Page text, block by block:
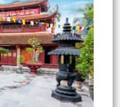
kinh doanh đối với hộ
hiệp Hợp tác xã
tên Ban Tuyên giáo
Ban Tuyên giáo